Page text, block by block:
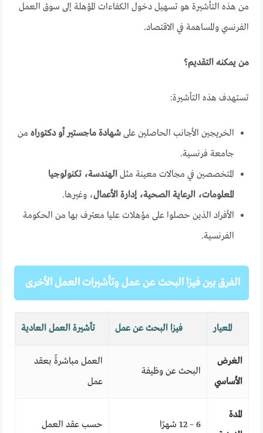
من هذه التأشيرة هو تسهيل دخول الكفاءات المؤهلة إلى سوق العمل
الفرنسي والمساهمة في الاقتصاد.
من يمكنه التقديم؟
تستهدف هذه التأشيرة:
الخريجين الأجانب الحاصلين علىشهادة ماجستير أو دكتوراه من
جامعة فرنسية.
المتخصصين في مجالات معينة مثلالهندسة، تكنولوجيا
المعلومات، الرعاية الصحية، إدارة الأعمال، وغيرها.
الأفراد الذين حصلوا على مؤهلات عليا معترف بها من الحكومة
الفرنسية.
الفرق بين فيزا البحث عن عمل وتأشيرات العمل الأخرى
المعيار فيزا البحث عن عمل تأشيرة العمل العادية
الغرض
الأساسي
البحث عن وظيفة
العمل مباشرةً بعقد
عمل
المدة
6 – 12 شهرًا حسب عقد العمل